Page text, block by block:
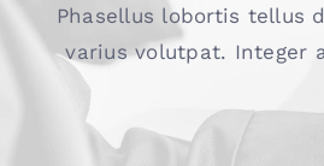
REMOTE
Phasellus lobortis tellus
varius volutpat. Integer